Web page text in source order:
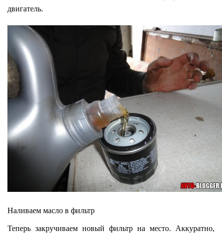
двигатель.
Наливаем масло в фильтр
Теперь закручиваем новый фильтр на место. Аккуратно,